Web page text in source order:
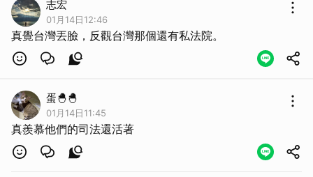
志宏
01月14日12:46
真覺台灣丟臉，反觀台灣那個還有私法院。
蛋🐣🐣
01月14日11:45
真羨慕他們的司法還活著